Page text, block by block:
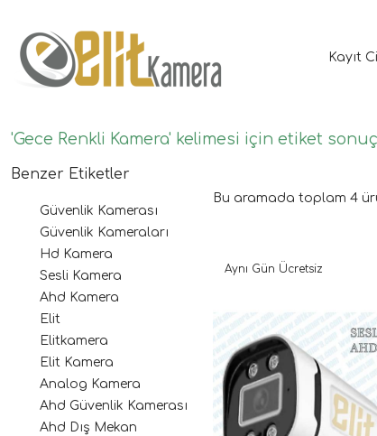
Kayıt
'Gece Renkli Kamera' kelimesi için etiket
Benzer Etiketler
Güvenlik Kamerası
Güvenlik Kameraları
Hd Kamera
Sesli Kamera
Ahd Kamera
Elit
Elitkamera
Elit Kamera
Analog Kamera
Ahd Güvenlik Kamerası
Ahd Dış Mekan
Bu aramada toplam 4
Aynı Gün Ücretsiz